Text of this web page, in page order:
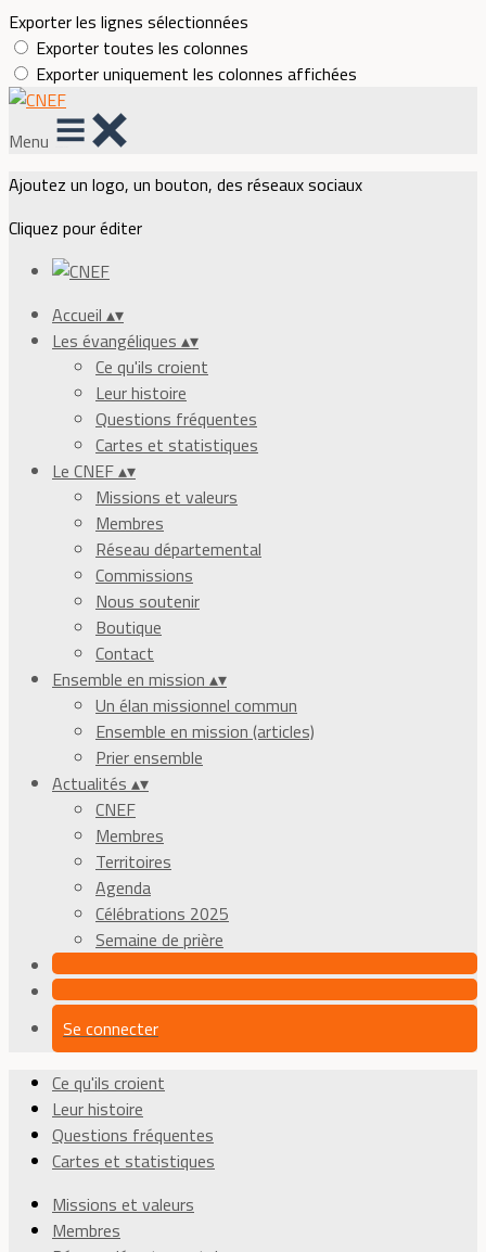
Exporter les lignes sélectionnées
Exporter toutes les colonnes
Exporter uniquement les colonnes affichées
Menu
Ajoutez un logo, un bouton, des réseaux sociaux
Cliquez pour éditer
Accueil ▴▾
Les évangéliques ▴▾
Ce qu'ils croient
Leur histoire
Questions fréquentes
Cartes et statistiques
Le CNEF▴▾
Missions et valeurs
Membres
Réseau départemental
Commissions
Nous soutenir
Boutique
Contact
Ensemble en mission ▴▾
Un élan missionnel commun
Ensemble en mission (articles)
Prier ensemble
Actualités ▴▾
CNEF
Membres
Territoires
Agenda
Célébrations 2025
Semaine de prière
Se connecter
Ce qu'ils croient
Leur histoire
Questions fréquentes
Cartes et statistiques
Missions et valeurs
Membres